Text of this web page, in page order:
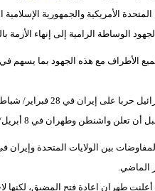
الأمريكية والجمهورية الإسلامية
الوساطة الرامية إلى إنهاء الأزمة
الأطراف مع هذه الجهود بما يسهم في
وبدأت الولايات
في 8 أبريل/ نيسان المنصرم، هدنة مؤقتة بوساطة باكستانية.